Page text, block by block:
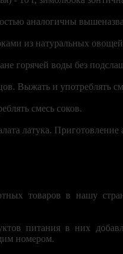
аналогичны
из натуральных
горячей воды без
Выжать и употреблять
смесь соков.
латука.
товаров в нашу
питания в них
номером.